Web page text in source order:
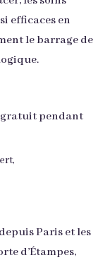
efficaces en
le barrage de
pendant
Paris et les
d’Étampes,